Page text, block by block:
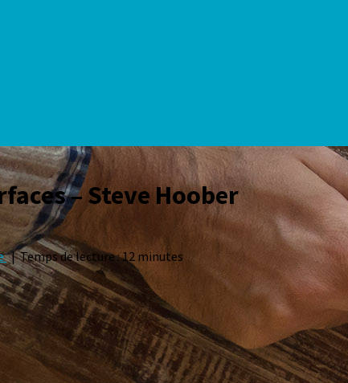
– Steve Hoober
| Temps de lecture : 12 minutes